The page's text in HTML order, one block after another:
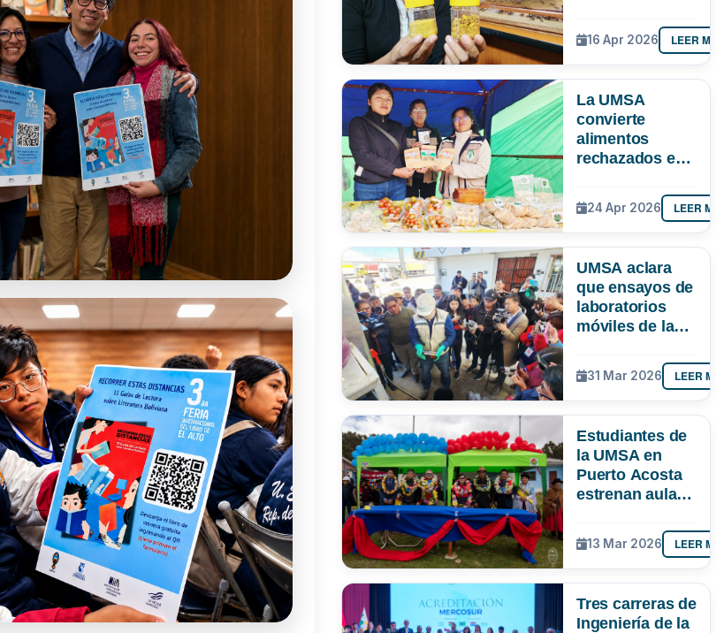
hasta con
apiterapia
16 Apr 2026 LEER
La UMSA
convierte
alimentos
rechazados en
24 Apr 2026 LEER
UMSA aclara
que ensayos de
laboratorios
móviles de la
no evaluaron
contenido de
manganeso ni
existentes
31 Mar 2026 LEER
Estudiantes de
la UMSA en
Puerto Acosta
estrenan aula
y laboratorio
13 Mar 2026 LEER
Tres carreras de
Ingeniería de la